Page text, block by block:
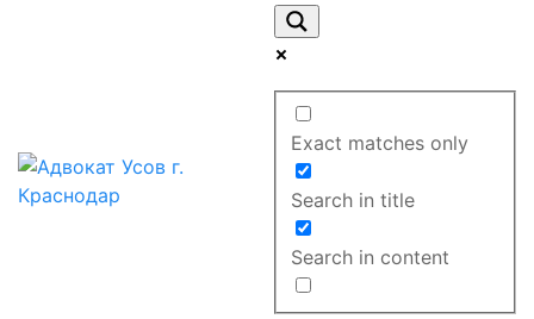
Exact matches only
Search in title
Search in content